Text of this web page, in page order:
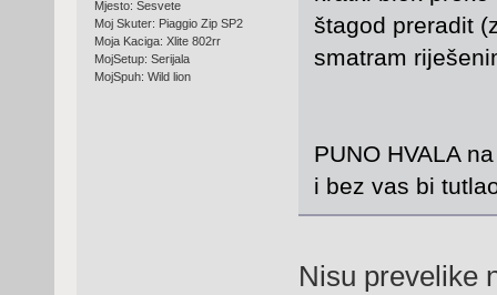
Mjesto: Sesvete
Moj Skuter: Piaggio Zip SP2
Moja Kaciga: Xlite 802rr
MojSetup: Serijala
MojSpuh: Wild lion
štagod preradit
smatram
PUNO HVALA
i bez vas bi
Nisu prevelike